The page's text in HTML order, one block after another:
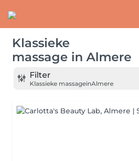
Klassieke
massage in Almere
Filter
Klassieke massageinAlmere